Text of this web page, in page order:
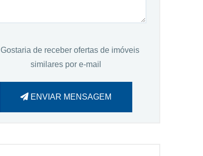
Gostaria de receber ofertas de imóveis
similares por e-mail
ENVIAR MENSAGEM